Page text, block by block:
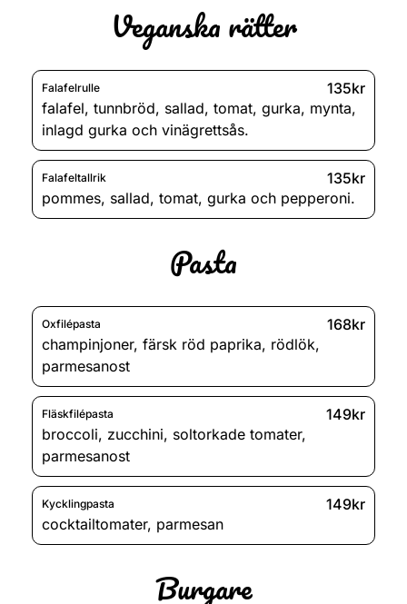
Veganska rätter
Falafelrulle
135kr
falafel, tunnbröd, sallad, tomat, gurka, mynta,
inlagd gurka och vinägrettsås.
Falafeltallrik
135kr
pommes, sallad, tomat, gurka och pepperoni.
Pasta
Oxfilépasta
168kr
champinjoner, färsk röd paprika, rödlök,
parmesanost
Fläskfilépasta
149kr
broccoli, zucchini, soltorkade tomater,
parmesanost
Kycklingpasta
149kr
cocktailtomater, parmesan
Burgare